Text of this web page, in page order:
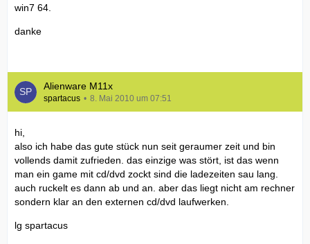
win7 64.
danke
Alienware M11x
spartacus 8. Mai 2010 um 07:51
hi,
also ich habe das gute stück nun seit geraumer zeit und bin
vollends damit zufrieden. das einzige was stört, ist das wenn
man ein game mit cd/dvd zockt sind die ladezeiten sau lang.
auch ruckelt es dann ab und an. aber das liegt nicht am rechner
sondern klar an den externen cd/dvd laufwerken.
lg spartacus